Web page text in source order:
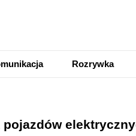
Rozrywka
pojazdów